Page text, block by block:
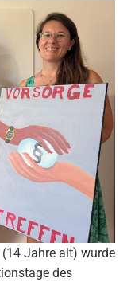
Jahre alt) wurde
des